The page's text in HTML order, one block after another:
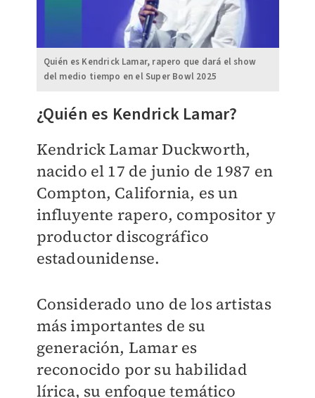
Quién es Kendrick Lamar, rapero que dará el show
del medio tiempo en el Super Bowl 2025
¿Quién es Kendrick Lamar?
Kendrick Lamar Duckworth,
nacido el 17 de junio de 1987 en
Compton, California, es un
influyente rapero, compositor y
productor discográfico
estadounidense.
Considerado uno de los artistas
más importantes de su
generación, Lamar es
reconocido por su habilidad
lírica, su enfoque temático